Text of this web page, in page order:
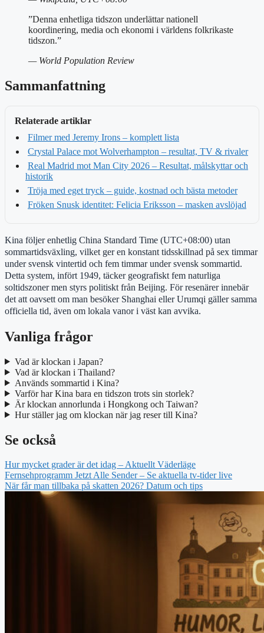
”Denna enhetliga tidszon underlättar nationell
koordinering, media och ekonomi i världens folkrikaste
tidszon.”
— World Population Review
Sammanfattning
Relaterade artiklar
Filmer med Jeremy Irons – komplett lista
Crystal Palace mot Wolverhampton – resultat, TV & rivaler
Real Madrid mot Man City 2026 – Resultat, målskyttar och
historik
Tröja med eget tryck – guide, kostnad och bästa metoder
Fröken Snusk identitet: Felicia Eriksson – masken avslöjad
Kina följer enhetlig China Standard Time (UTC+08:00) utan
sommartidsväxling, vilket ger en konstant tidsskillnad på sex timmar
under svensk vintertid och fem timmar under svensk sommartid.
Detta system, infört 1949, täcker geografiskt fem naturliga
soltidszoner men styrs politiskt från Beijing. För resenärer innebär
det att oavsett om man besöker Shanghai eller Urumqi gäller samma
officiella tid, även om lokala vanor i väst kan avvika.
Vanliga frågor
Vad är klockan i Japan?
Vad är klockan i Thailand?
Används sommartid i Kina?
Varför har Kina bara en tidszon trots sin storlek?
Är klockan annorlunda i Hongkong och Taiwan?
Hur ställer jag om klockan när jag reser till Kina?
Se också
Hur mycket grader är det idag – Aktuellt Väderläge
Fernsehprogramm Jetzt Alle Sender – Se aktuella tv-tider live
När får man tillbaka på skatten 2026? Datum och tips